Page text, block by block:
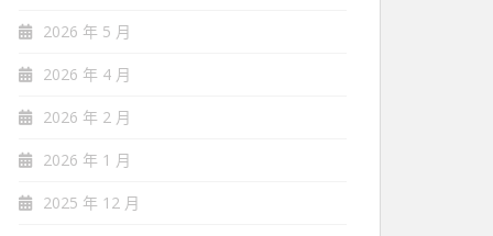
2026 年 5 月
2026 年 4 月
2026 年 2 月
2026 年 1 月
2025 年 12 月